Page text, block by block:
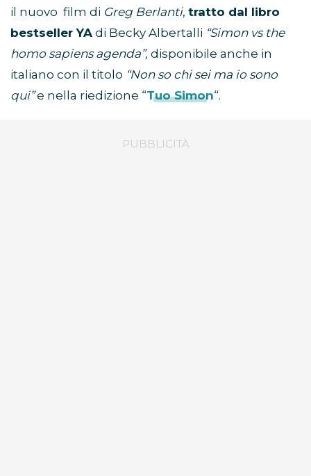
il nuovo film di Greg Berlanti, tratto dal libro
bestseller YA di Becky Albertalli “Simon vs the
homo sapiens agenda”, disponibile anche in
italiano con il titolo “Non so chi sei ma io sono
qui”e nella riedizione “Tuo Simon“.